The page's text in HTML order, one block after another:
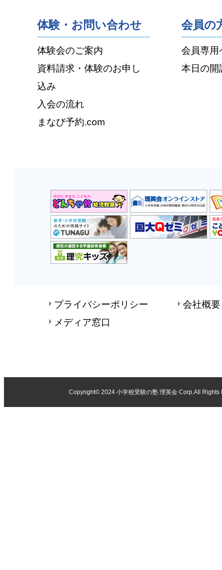
体験・お問い合わせ
体験会のご案内
資料請求・体験のお申し
込み
入会の流れ
まなび予約.com
会員の
会員専用
本日の開
プライバシーポリシー
会社概要
メディア窓口
Copyright© 2024 小学校受験の塾 理英会Corp.All Rights